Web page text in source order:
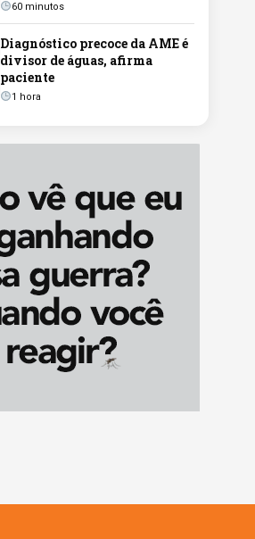
60 minutos
Diagnóstico precoce da AME é
divisor de águas, afirma
paciente
1 hora